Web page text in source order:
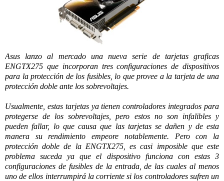
Asus lanzo al mercado una nueva serie de tarjetas graficas
ENGTX275 que incorporan tres configuraciones de dispositivos
para la protección de los fusibles, lo que provee a la tarjeta de una
protección doble ante los sobrevoltajes.
Usualmente, estas tarjetas ya tienen controladores integrados para
protegerse de los sobrevoltajes, pero estos no son infalibles y
pueden fallar, lo que causa que las tarjetas se dañen y de esta
manera su rendimiento empeore notablemente. Pero con la
protección doble de la ENGTX275, es casi imposible que este
problema suceda ya que el dispositivo funciona con estas 3
configuraciones de fusibles de la entrada, de las cuales al menos
uno de ellos interrumpirá la corriente si los controladores sufren un